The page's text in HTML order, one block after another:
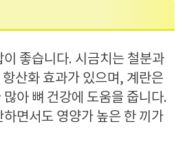
좋습니다. 시금치는 철분과
산화 효과가 있으며, 계란은
아 뼈 건강에 도움을 줍니다.
면서도 영양가 높은 한 끼가